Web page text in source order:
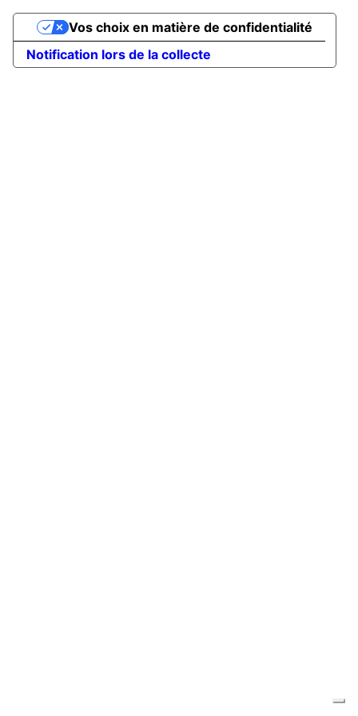
Notification lors de la collecte
Vos choix en matière de confidentialité